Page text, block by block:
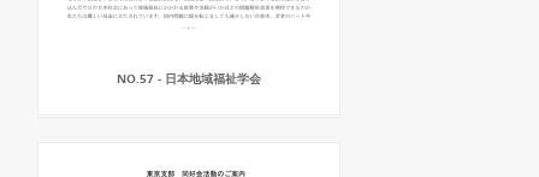
NO.57 - 日本地域福祉学会